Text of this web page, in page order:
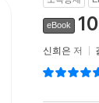
eBook
신희은 저